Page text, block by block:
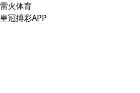
雷火体育
皇冠搏彩APP